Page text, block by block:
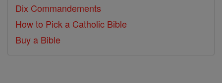
Dix Commandements
How to Pick a Catholic Bible
Buy a Bible